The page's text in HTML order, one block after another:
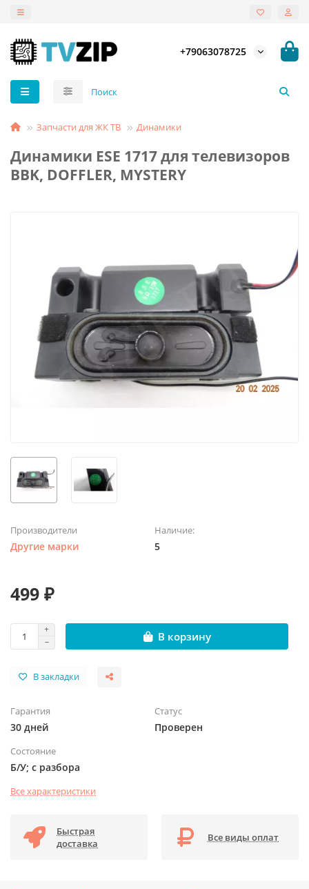
+79063078725
Запчасти для ЖК ТВ Динамики
Динамики ESE 1717 для телевизоров
BBK, DOFFLER, MYSTERY
Производители
Другие марки
Наличие:
5
499 ₽
В корзину
В закладки
Гарантия
30 дней
Статус
Проверен
Состояние
Б/У; с разбора
Все характеристики
Быстрая
доставка
Все виды оплат